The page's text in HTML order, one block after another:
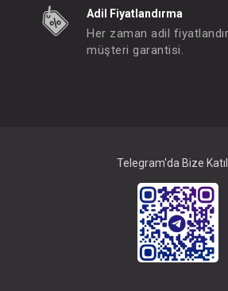
Adil Fiyatlandırma
Her zaman adil
müşteri garantisi.
Telegram'da Bize